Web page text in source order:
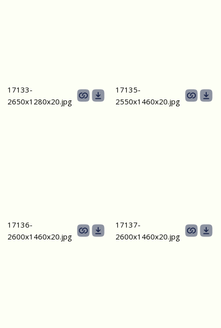
17133-
2650х1280х20.jpg
17135-
2550х1460x20.jpg
17136-
2600х1460х20.jpg
17137-
2600х1460х20.jpg